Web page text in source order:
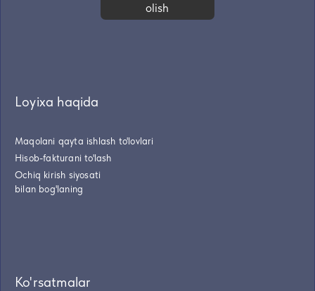
olish
Loyixa haqida
Maqolani qayta ishlash to'lovlari
Hisob-fakturani to'lash
Ochiq kirish siyosati
bilan bog'laning
Ko'rsatmalar